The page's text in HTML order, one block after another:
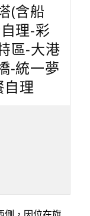
(含船
理-彩
區-大港
-統一夢
理